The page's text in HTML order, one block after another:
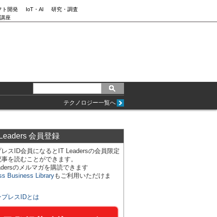
ト開発 IoT・AI
研究・調査
座
テクノロジー一覧へ
会員登録
スID会員になるとIT Leadersの会員限定
を読むことができます。
のメルマガを購読できます
Business Libraryもご利用いただけま
プレスIDとは